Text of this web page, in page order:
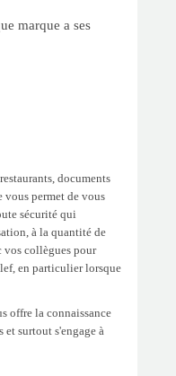
marque a ses
documents
vous permet de vous
sécurité qui
à la quantité de
vos collègues pour
en particulier lorsque
offre la connaissance
surtout s'engage à